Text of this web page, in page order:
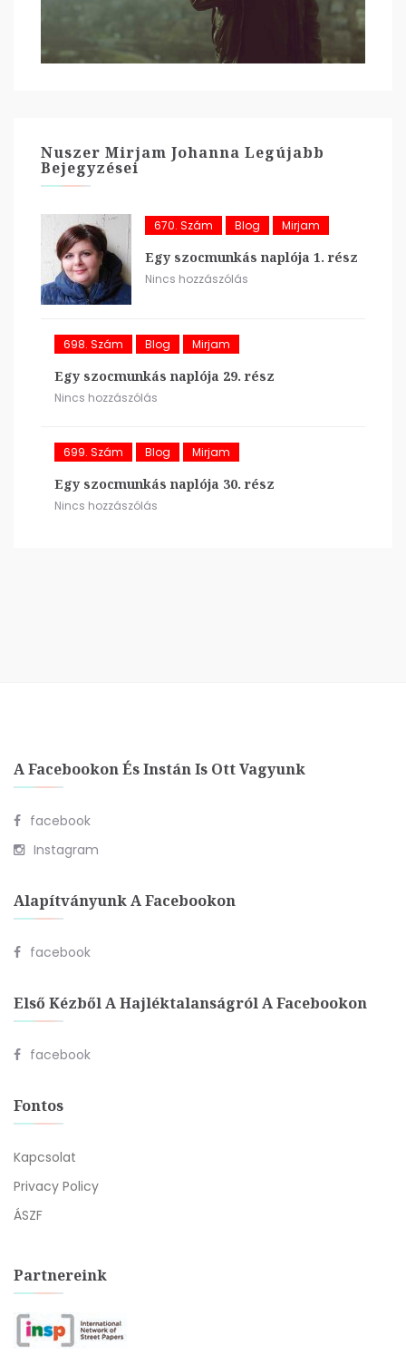
Nuszer Mirjam Johanna Legújabb
Bejegyzései
670. Szám Blog Mirjam
Egy szocmunkás naplója 1. rész
Nincs hozzászólás
698. Szám Blog Mirjam
Egy szocmunkás naplója 29. rész
Nincs hozzászólás
699. Szám Blog Mirjam
Egy szocmunkás naplója 30. rész
Nincs hozzászólás
A Facebookon És Instán Is Ott Vagyunk
facebook
Instagram
Alapítványunk A Facebookon
facebook
Első Kézből A Hajléktalanságról A Facebookon
facebook
Fontos
Kapcsolat
Privacy Policy
ÁSZF
Partnereink